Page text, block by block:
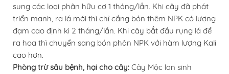
sung các loại phân hữu cơ 1 tháng/lần. Khi cây đã phát
triển mạnh, ra lá mới thì chỉ cầng bón thêm NPK có lượng
đạm cao định kì 2 tháng/lần. Khi cây bắt đầu rụng lá để
ra hoa thì chuyển sang bón phân NPK với hàm lượng Kali
cao hơn.
Phòng trừ sâu bệnh, hại cho cây: Cây Mộc lan sinh